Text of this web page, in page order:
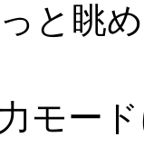
と眺
モー